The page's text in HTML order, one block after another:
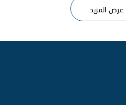
عرض المزيد